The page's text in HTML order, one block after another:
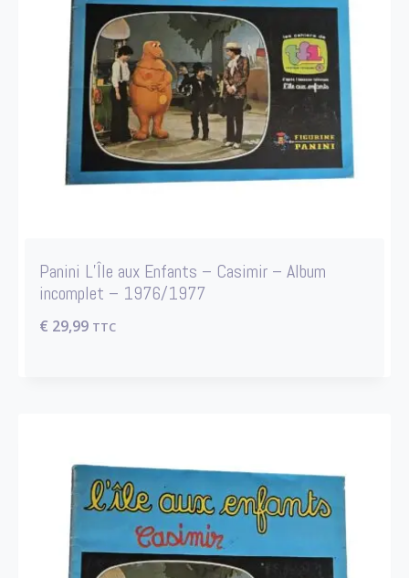
Panini L’Île aux Enfants – Casimir – Album
incomplet – 1976/1977
€ 29,99 TTC